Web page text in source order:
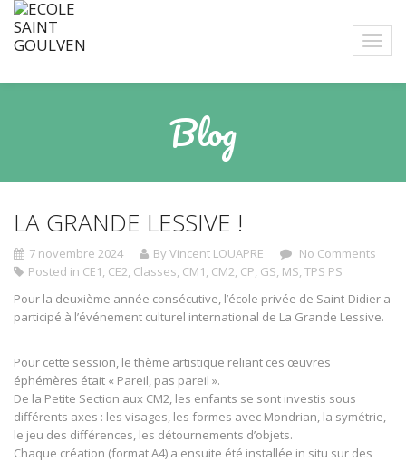
Blog
LA GRANDE LESSIVE !
7 novembre 2024 By Vincent LOUAPRE
No Comments
Posted in CE1, CE2, Classes, CM1, CM2, CP, GS, MS, TPS PS
Pour la deuxième année consécutive, l’école privée de Saint-Didier a
participé à l’événement culturel international de La Grande Lessive.
Pour cette session, le thème artistique reliant ces œuvres
éphémères était « Pareil, pas pareil ».
De la Petite Section aux CM2, les enfants se sont investis sous
différents axes : les visages, les formes avec Mondrian, la symétrie,
le jeu des différences, les détournements d’objets.
Chaque création (format A4) a ensuite été installée in situ sur des